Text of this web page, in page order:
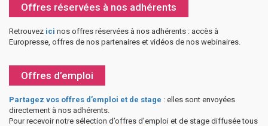
Offres réservées à nos adhérents
Retrouvez ici nos offres réservées à nos adhérents : accès à
Europresse, offres de nos partenaires et vidéos de nos webinaires.
Offres d’emploi
Partagez vos offres d’emploi et de stage : elles sont envoyées
directement à nos adhérents.
Pour recevoir notre sélection d’offres d’emploi et de stage diffusée tous